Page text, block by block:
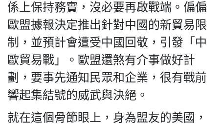
係上保持務實，沒必要再啟戰端。偏偏
歐盟據報決定推出針對中國的新貿易限
制，並預計會遭受中國回敬，引發「中
歐貿易戰」。歐盟還煞有介事做好計
劃，要事先通知民眾和企業，很有戰前
響起集結號的威武與決絕。
就在這個骨節眼上，身為盟友的美國，